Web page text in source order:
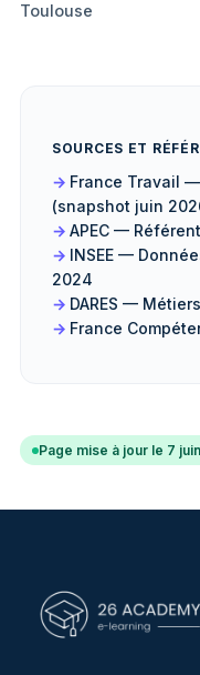
Toulouse
SOURCES ET
France Travail
(snapshot juin
APEC —
INSEE —
2024
DARES —
France
Page mise à jour le 7